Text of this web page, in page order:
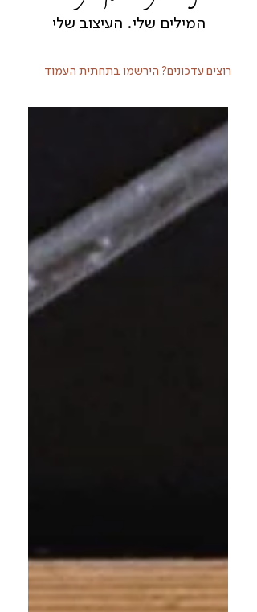
המילים שלי. העיצוב שלי
רוצים עדכונים? הירשמו בתחתית העמוד